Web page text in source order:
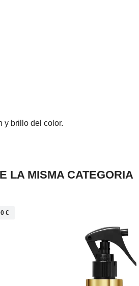
y brillo del color.
LA MISMA CATEGORIA